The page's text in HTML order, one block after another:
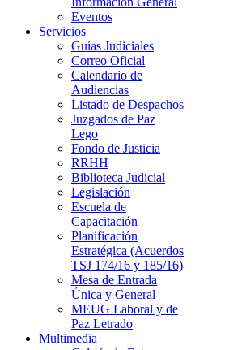
Eventos
Servicios
Guías Judiciales
Correo Oficial
Calendario de
Audiencias
Listado de Despachos
Juzgados de Paz
Lego
Fondo de Justicia
RRHH
Biblioteca Judicial
Legislación
Escuela de
Capacitación
Planificación
Estratégica (Acuerdos
TSJ 174/16 y 185/16)
Mesa de Entrada
Única y General
MEUG Laboral y de
Paz Letrado
Multimedia